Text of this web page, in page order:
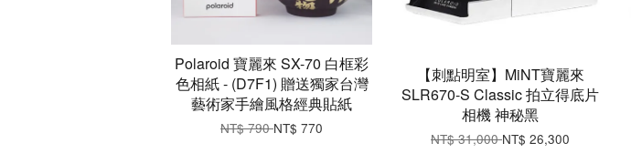
Polaroid 寶麗來 SX-70 白框彩
色相紙 - (D7F1) 贈送獨家台灣
藝術家手繪風格經典貼紙
NT$ 790NT$ 770
【刺點明室】MiNT寶麗來
SLR670-S Classic 拍立得底片
相機 神秘黑
NT$ 31,000NT$ 26,300